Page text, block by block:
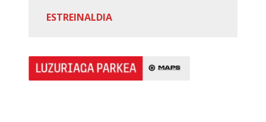
ESTREINALDIA